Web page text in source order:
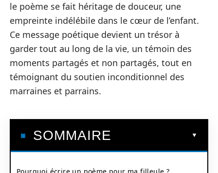
le poème se fait héritage de douceur, une
empreinte indélébile dans le cœur de l’enfant.
Ce message poétique devient un trésor à
garder tout au long de la vie, un témoin des
moments partagés et non partagés, tout en
témoignant du soutien inconditionnel des
marraines et parrains.
SOMMAIRE
Pourquoi écrire un poème pour ma filleule ?